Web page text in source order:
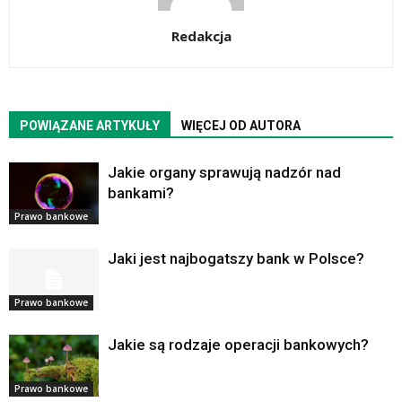
Redakcja
POWIĄZANE ARTYKUŁY WIĘCEJ OD AUTORA
Prawo bankowe
Jakie organy sprawują nadzór nad
bankami?
Prawo bankowe
Jaki jest najbogatszy bank w Polsce?
Prawo bankowe
Jakie są rodzaje operacji bankowych?